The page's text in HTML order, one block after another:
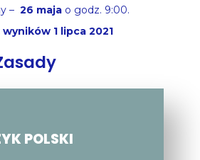
– 26 majao godz. 9:00.
1 lipca 2021
POLSKI